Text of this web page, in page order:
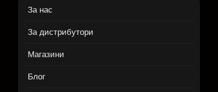
За нас
За дистрибутори
Магазини
Блог